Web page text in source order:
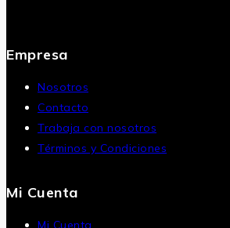
Empresa
Nosotros
Contacto
Trabaja con nosotros
Términos y Condiciones
Mi Cuenta
Mi Cuenta